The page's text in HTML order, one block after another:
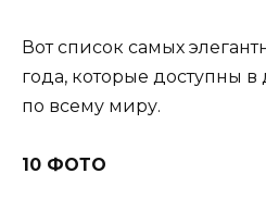
Вот список самых
года, которые доступны
по всему миру.
10 ФОТО